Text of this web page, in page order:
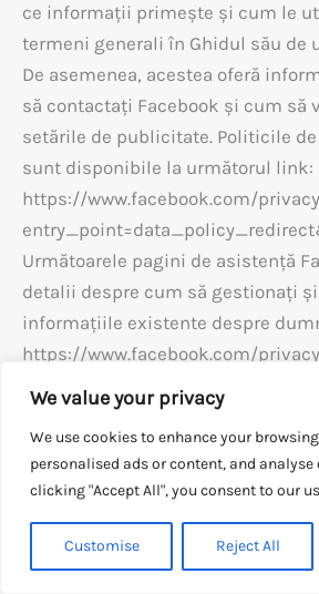
We value your privacy
We use cookies to enhance your
personalised ads or content, and
clicking "Accept All", you consent to our
Customise Reject All
ce informații primește și cum le
termeni generali în Ghidul său de
De asemenea, acestea oferă
să contactați Facebook și cum să
setările de publicitate. Politicile
sunt disponibile la următorul link:
https://www.facebook.com/
Următoarele pagini de asistență
detalii despre cum să gestionați
informațiile existente despre
https://www.facebook.com/
Facebook nu declară în mod
nici nu cunoaștem, măsura în
vizita dumneavoastră pe paginile
în care activitățile de pe paginile